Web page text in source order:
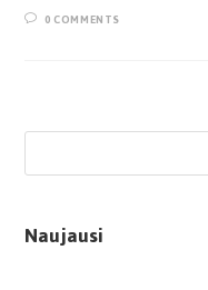
0 COMMENTS
Naujausi